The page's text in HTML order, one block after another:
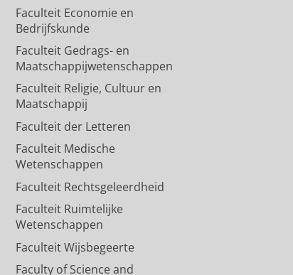
Faculteit Economie en
Bedrijfskunde
Faculteit Gedrags- en
Maatschappijwetenschappen
Faculteit Religie, Cultuur en
Maatschappij
Faculteit der Letteren
Faculteit Medische
Wetenschappen
Faculteit Rechtsgeleerdheid
Faculteit Ruimtelijke
Wetenschappen
Faculteit Wijsbegeerte
Faculty of Science and